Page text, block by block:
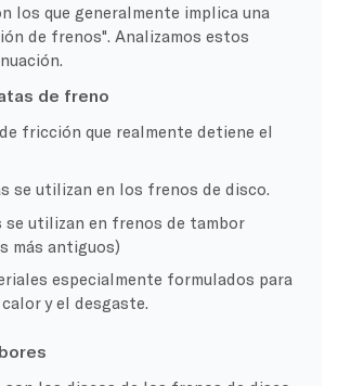
los que generalmente implica una
de frenos". Analizamos estos
de freno
fricción que realmente detiene el
se utilizan en los frenos de disco.
se utilizan en frenos de tambor
más antiguos)
especialmente formulados para
y el desgaste.